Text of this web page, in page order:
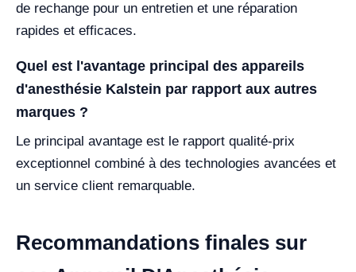
de rechange pour un entretien et une réparation
rapides et efficaces.
Quel est l'avantage principal des appareils
d'anesthésie Kalstein par rapport aux autres
marques ?
Le principal avantage est le rapport qualité-prix
exceptionnel combiné à des technologies avancées et
un service client remarquable.
Recommandations finales sur